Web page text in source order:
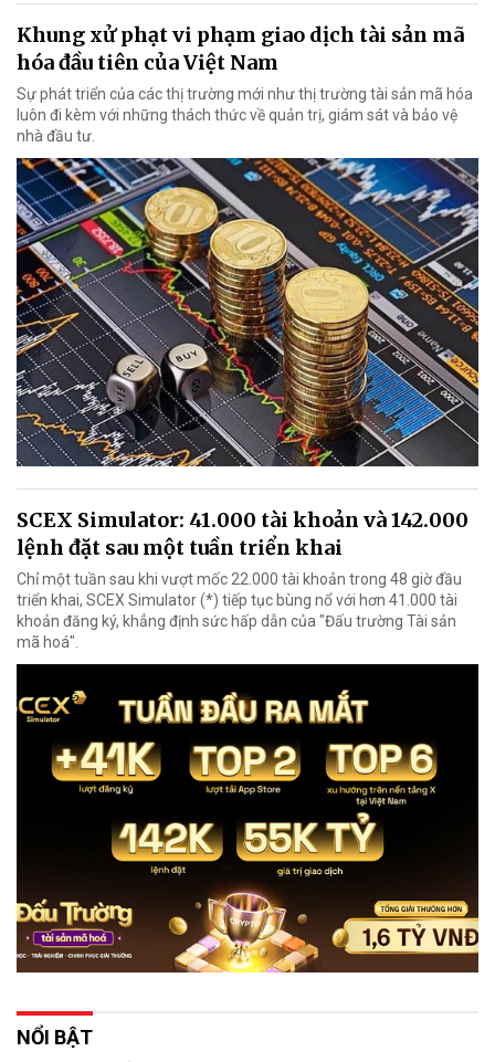
Khung xử phạt vi phạm giao dịch tài sản mã
hóa đầu tiên của Việt Nam
Sự phát triển của các thị trường mới như thị trường tài sản mã hóa
luôn đi kèm với những thách thức về quản trị, giám sát và bảo vệ
nhà đầu tư.
SCEX Simulator: 41.000 tài khoản và 142.000
lệnh đặt sau một tuần triển khai
Chỉ một tuần sau khi vượt mốc 22.000 tài khoản trong 48 giờ đầu
triển khai, SCEX Simulator (*) tiếp tục bùng nổ với hơn 41.000 tài
khoản đăng ký, khẳng định sức hấp dẫn của "Đấu trường Tài sản
mã hoá".
NỔI BẬT